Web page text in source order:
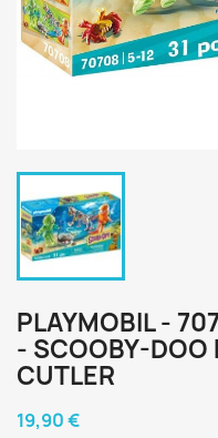
PLAYMOBIL -
- SCOOBY-DOO
CUTLER
19,90 €